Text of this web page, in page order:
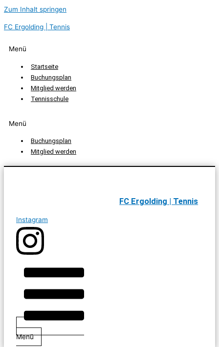
Zum Inhalt springen
FC Ergolding | Tennis
Menü
Startseite
Buchungsplan
Mitglied werden
Tennisschule
Menü
Buchungsplan
Mitglied werden
FC Ergolding | Tennis
Instagram
Menü